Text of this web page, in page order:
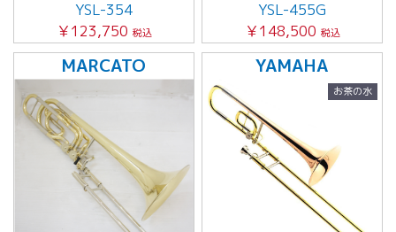
YSL-354
￥123,750 税込
YSL-455G
￥148,500 税込
MARCATO YAMAHA
お茶の水